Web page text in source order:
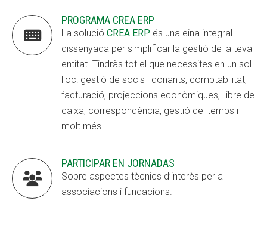

PROGRAMA CREA ERP
La solució CREA ERP és una eina integral
dissenyada per simplificar la gestió de la teva
entitat. Tindràs tot el que necessites en un sol
lloc: gestió de socis i donants, comptabilitat,
facturació, projeccions econòmiques, llibre de
caixa, correspondència, gestió del temps i
molt més.

PARTICIPAR EN JORNADAS
Sobre aspectes tècnics d’interès per a
associacions i fundacions.